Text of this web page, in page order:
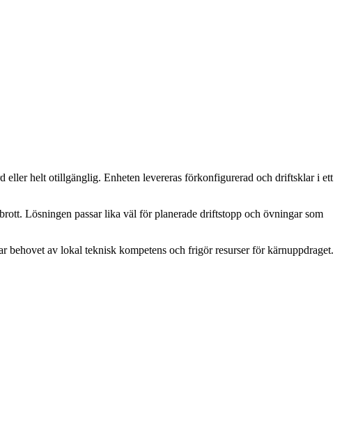
helt otillgänglig. Enheten levereras förkonfigurerad och driftsklar i ett
Lösningen passar lika väl för planerade driftstopp och övningar som
av lokal teknisk kompetens och frigör resurser för kärnuppdraget.